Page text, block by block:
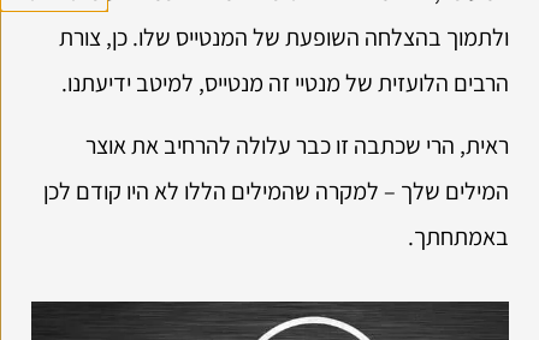
ולתמוך בהצלחה השופעת של המנטייס שלו. כן, צורת
הרבים הלועזית של מנטיי זה מנטייס, למיטב ידיעתנו.
ראית, הרי שכתבה זו כבר עלולה להרחיב את אוצר
המילים שלך – למקרה שהמילים הללו לא היו קודם לכן
באמתחתך.